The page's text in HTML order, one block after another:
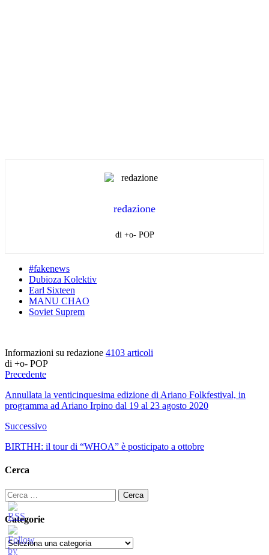
redazione
di +o- POP
#fakenews
Dubioza Kolektiv
Earl Sixteen
MANU CHAO
Soviet Suprem
Informazioni su redazione 4103 articoli
di +o- POP
Precedente
Annullata la venticinquesima edizione di Ariano Folkfestival, in
programma ad Ariano Irpino dal 19 al 23 agosto 2020
Successivo
BIRTHH: il tour di “WHOA” è posticipato a ottobre
Cerca
Ricerca
per:
Categorie
Categorie